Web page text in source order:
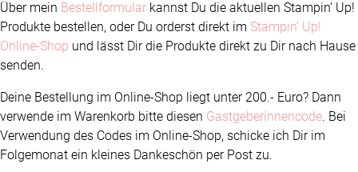
Über mein Bestellformular kannst Du die aktuellen Stampin‘ Up!
Produkte bestellen, oder Du orderst direkt im Stampin‘ Up!
Online-Shop und lässt Dir die Produkte direkt zu Dir nach Hause
senden.
Deine Bestellung im Online-Shop liegt unter 200.- Euro? Dann
verwende im Warenkorb bitte diesen Gastgeberinnencode. Bei
Verwendung des Codes im Online-Shop, schicke ich Dir im
Folgemonat ein kleines Dankeschön per Post zu.